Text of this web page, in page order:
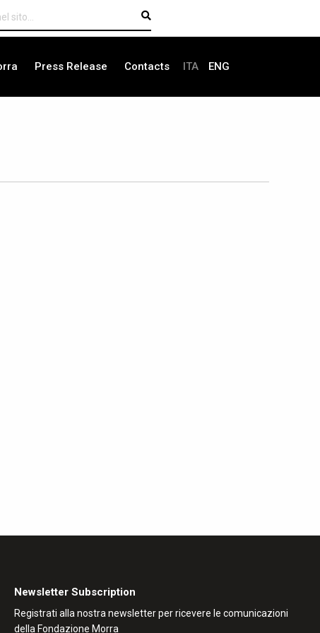
Press Release Contacts ITA ENG
Newsletter Subscription
Registrati alla nostra newsletter per ricevere le comunicazioni
della Fondazione Morra